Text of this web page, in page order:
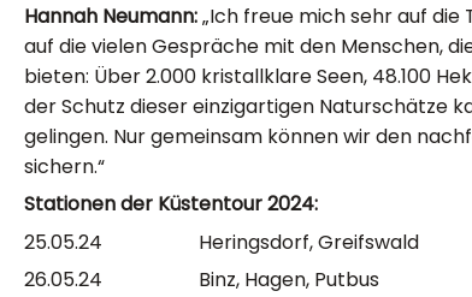
Hannah Neumann:„Ich freue mich sehr auf
auf die vielen Gespräche mit den Menschen,
bieten: Über 2.000 kristallklare Seen, 48.100
der Schutz dieser einzigartigen Naturschätze
gelingen. Nur gemeinsam können wir den
sichern.“
Stationen der Küstentour 2024:
25.05.24 Heringsdorf, Greifswald
26.05.24 Binz, Hagen, Putbus